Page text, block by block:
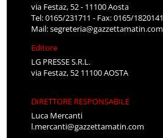
via Festaz, 52 - 11100 Aosta
Tel: 0165/231711 - Fax: 0165/1820141
Mail:segreteria@gazzettamatin.com
Editore
LG PRESSE S.R.L.
via Festaz, 52 11100 AOSTA
DIRETTORE RESPONSABILE
Luca Mercanti
l.mercanti@gazzettamatin.com